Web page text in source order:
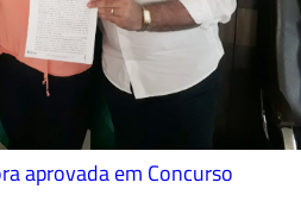
aprovada em Concurso